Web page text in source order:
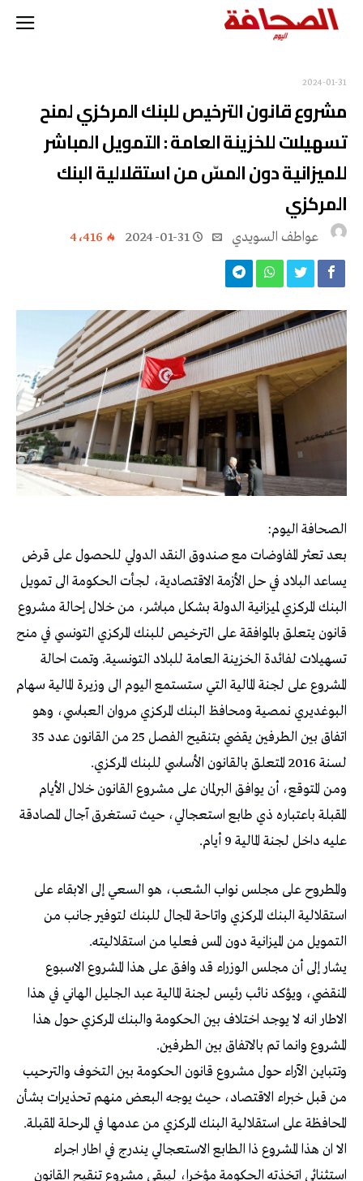
2024-01-31
مشروع قانون الترخيص للبنك المركزي لمنح
تسهيلات للخزينة العامة : التمويل المباشر
للميزانية دون المسّ من استقلالية البنك
المركزي
عواطف‭ ‬السويدي 2024-01-31 4٬416
الصحافة اليوم:
بعد تعثر المفاوضات مع صندوق النقد الدولي للحصول على قرض
يساعد البلاد في حل الأزمة الاقتصادية، لجأت الحكومة الى تمويل
البنك المركزي لميزانية الدولة بشكل مباشر، من خلال إحالة مشروع
قانون يتعلق بالموافقة على الترخيص للبنك المركزي التونسي في منح
تسهيلات لفائدة الخزينة العامة للبلاد التونسية. وتمت احالة
المشروع على لجنة المالية التي ستستمع اليوم الى وزيرة المالية سهام
البوغديري نمصية ومحافظ البنك المركزي مروان العباسي، وهو
اتفاق بين الطرفين يقضي بتنقيح الفصل 25 من القانون عدد 35
لسنة 2016 المتعلق بالقانون الأساسي للبنك المركزي.
ومن المتوقع، أن يوافق البرلمان على مشروع القانون خلال الأيام
المقبلة باعتباره ذي طابع استعجالي، حيث تستغرق آجال المصادقة
عليه داخل لجنة المالية 9 أيام.
والمطروح على مجلس نواب الشعب، هو السعي إلى الابقاء على
استقلالية البنك المركزي واتاحة المجال للبنك لتوفير جانب من
التمويل من الميزانية دون المس فعليا من استقلاليته.
يشار إلى أن مجلس الوزراء قد وافق على هذا المشروع الاسبوع
المنقضي، ويؤكد نائب رئيس لجنة المالية عبد الجليل الهاني في هذا
الاطار انه لا يوجد اختلاف بين الحكومة والبنك المركزي حول هذا
المشروع وانما تم بالاتفاق بين الطرفين.
وتتباين الآراء حول مشروع قانون الحكومة بين التخوف والترحيب
من قبل خبراء الاقتصاد، حيث يوجه البعض منهم تحذيرات بشأن
المحافظة على استقلالية البنك المركزي من عدمها في المرحلة المقبلة.
الا ان هذا المشروع ذا الطابع الاستعجالي يندرج في اطار اجراء
استثنائي اتخذته الحكومة مؤخرا، ليبقى مشروع تنقيح القانون